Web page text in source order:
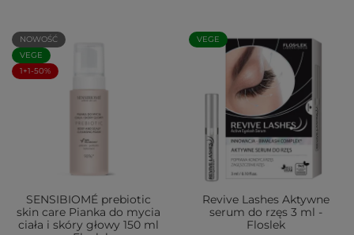
NOWOŚĆ
VEGE
1+1-50%
SENSIBIOMÉ prebiotic
skin care Pianka do mycia
ciała i skóry głowy 150 ml
VEGE
Revive Lashes Aktywne
serum do rzęs 3 ml -
Floslek